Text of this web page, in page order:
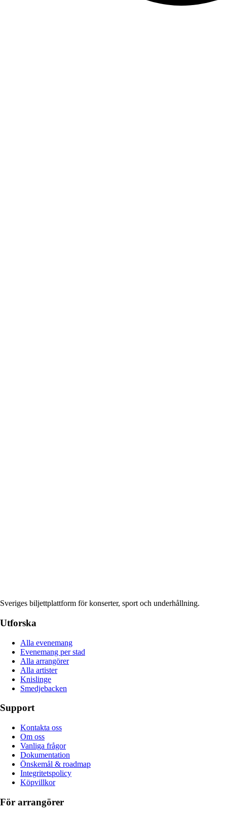
Sveriges biljettplattform för konserter, sport och underhållning.
Utforska
Alla evenemang
Evenemang per stad
Alla arrangörer
Alla artister
Knislinge
Smedjebacken
Support
Kontakta oss
Om oss
Vanliga frågor
Dokumentation
Önskemål & roadmap
Integritetspolicy
Köpvillkor
För arrangörer